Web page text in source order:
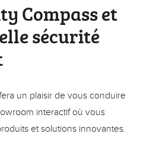
Compass et
sécurité
un plaisir de vous conduire
interactif où vous
et solutions innovantes.